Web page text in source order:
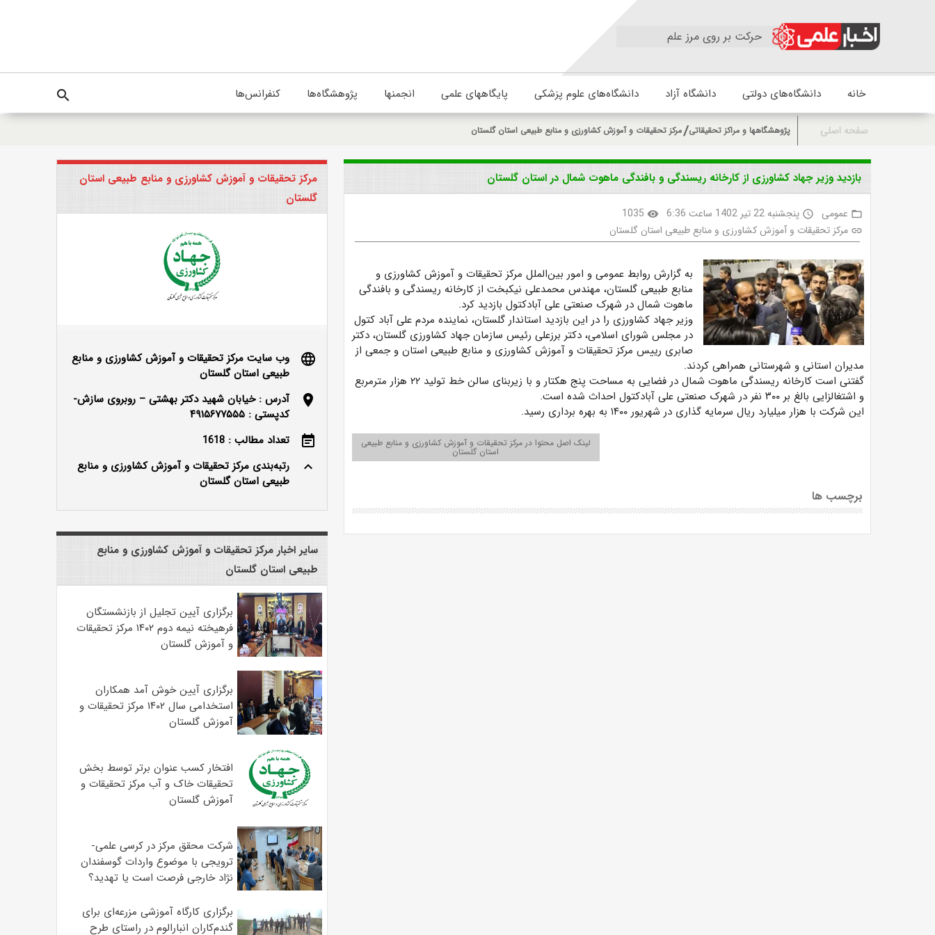
حرکت بر روی مرز علم
خانه دانشگاه‌های دولتی دانشگاه آزاد دانشگاه‌های علوم پزشکی پایگاههای علمی انجمنها پژوهشگاه‌ها کنفرانس‌ها search
صفحه اصلی پژوهشگاهها و مراکز تحقیقاتی مرکز تحقیقات و آموزش کشاورزی و منابع طبیعی استان گلستان
بازدید وزیر جهاد کشاورزی از کارخانه ریسندگی و بافندگی ماهوت شمال در استان گلستان
folder_open عمومی access_time پنجشنبه 22 تیر 1402 ساعت 6:36 visibility
1035
link مرکز تحقیقات و آموزش کشاورزی و منابع طبیعی استان گلستان
به گزارش روابط عمومی و امور بین‌الملل مرکز تحقیقات و آموزش کشاورزی و
منابع طبیعی گلستان، مهندس محمدعلی نیکبخت از کارخانه ریسندگی و بافندگی
ماهوت شمال در شهرک صنعتی علی آبادکتول بازدید کرد.
وزیر جهاد کشاورزی را در این بازدید استاندار گلستان، نماینده مردم علی آباد کتول
در مجلس شورای اسلامی، دکتر برزعلی رئیس سازمان جهاد کشاورزی گلستان، دکتر
صابری رییس مرکز تحقیقات و آموزش کشاورزی و منابع طبیعی استان و جمعی از
مدیران استانی و شهرستانی همراهی کردند.
گفتنی است کارخانه ریسندگی ماهوت شمال در فضایی به مساحت پنج هکتار و با زیربنای سالن خط تولید ۲۲ هزار مترمربع
و اشتغالزایی بالغ بر ۳۰۰ نفر در شهرک صنعتی علی آبادکتول احداث شده است.
این شرکت با هزار میلیارد ریال سرمایه گذاری در شهریور ۱۴۰۰ به بهره برداری رسید.
لینک اصل محتوا در مرکز تحقیقات و آموزش کشاورزی و منابع طبیعی
استان گلستان
برچسب ها
مرکز تحقیقات و آموزش کشاورزی و منابع طبیعی استان
گلستان
language
وب سایت مرکز تحقیقات و آموزش کشاورزی و منابع
طبیعی استان گلستان
location_on
آدرس : خیابان شهید دکتر بهشتی – روبروی سازش-
کدپستی : ۴۹۱۵۶۷۷۵۵۵
event_note
تعداد مطالب : 1618
keyboard_arrow_up
رتبه‌بندی مرکز تحقیقات و آموزش کشاورزی و منابع
طبیعی استان گلستان
سایر اخبار مرکز تحقیقات و آموزش کشاورزی و منابع
طبیعی استان گلستان
برگزاری آیین تجلیل از بازنشستگان
فرهیخته نیمه دوم ۱۴۰۲ مرکز تحقیقات
و آموزش گلستان
برگزاری آیین خوش آمد همکاران
استخدامی سال ۱۴۰۲ مرکز تحقیقات و
آموزش گلستان
افتخار کسب عنوان برتر توسط بخش
تحقیقات خاک و آب مرکز تحقیقات و
آموزش گلستان
شرکت محقق مرکز در کرسی علمی-
ترویجی با موضوع واردات گوسفندان
نژاد خارجی فرصت است یا تهدید؟
برگزاری کارگاه آموزشی مزرعه‌ای برای
گندم‌کاران انبارالوم در راستای طرح